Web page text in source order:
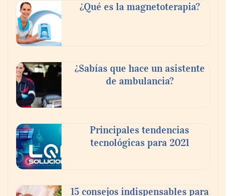
El 82% de empresas industriales no
encuentra personal disponible: 100.000€
para formar nuevos profesionales
¿Qué es la magnetoterapia?
¿Sabías que hace un asistente
de ambulancia?
Principales tendencias
tecnológicas para 2021
15 consejos indispensables para